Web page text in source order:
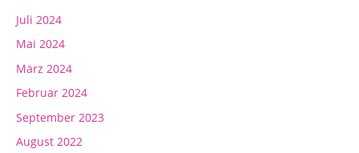
Juli 2024
Mai 2024
März 2024
Februar 2024
September 2023
August 2022